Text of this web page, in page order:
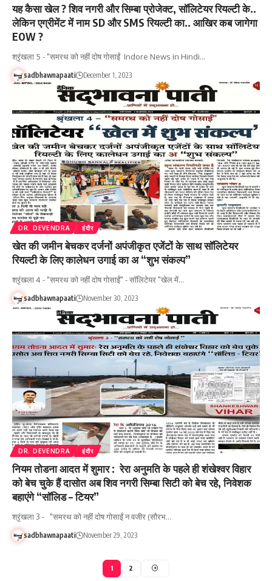
यह कैसा खेल ? शिव नगरी और सिम्बा प्रोजेक्ट, सॉलिटेयर रियल्टी के..
लेकिन एग्रीमेंट में नाम SD और SMS रियल्टी का.. आखिर कब जागेगा
EOW ?
श्रृंखला 5 - "समरथ को नहीं दोष गोसाईं Indore News in Hindi…
sadbhawnapaati December 1, 2023
DR. DEVENDRA इंदौर
खेत की जमीन बेचकर दर्जनों अपंजीकृत एजेंटों के साथ सॉलिटेयर
रियल्टी के लिए कालेधन उगाई का अ “शुभ संकल्प”
श्रृंखला 4 - "समरथ को नहीं दोष गोसाईं" - सॉलिटेयर "खेल में…
sadbhawnapaati November 30, 2023
DR. DEVENDRA इंदौर
नियम तोडना आदत में शुमार : रेरा अनुमति के पहले ही शंखेश्वर विहार
को बेच चुके हैं दासोत अब शिव नगरी सिम्बा सिटी को बेच रहे, निवेशक
बहाएंगे “सॉलिड – टियर”
श्रृंखला 3 - "समरथ को नहीं दोष गोसाईं न वजीर (सौरभ…
sadbhawnapaati November 29, 2023
1 2